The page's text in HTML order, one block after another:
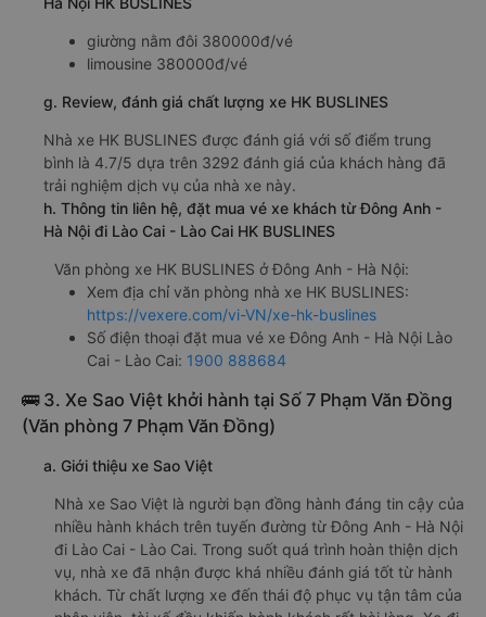
giường nằm đôi 380000đ/vé
limousine 380000đ/vé
g. Review, đánh giá chất lượng xe HK BUSLINES
Nhà xe HK BUSLINES được đánh giá với số điểm trung
bình là 4.7/5 dựa trên 3292 đánh giá của khách hàng đã
trải nghiệm dịch vụ của nhà xe này.
h. Thông tin liên hệ, đặt mua vé xe khách từ Đông Anh -
Hà Nội đi Lào Cai - Lào Cai HK BUSLINES
Văn phòng xe HK BUSLINES ở Đông Anh - Hà Nội:
Xem địa chỉ văn phòng nhà xe HK BUSLINES:
https://vexere.com/vi-VN/xe-hk-buslines
Số điện thoại đặt mua vé xe Đông Anh - Hà Nội Lào
Cai - Lào Cai: 1900 888684
🚌 3. Xe Sao Việt khởi hành tại Số 7 Phạm Văn Đồng
(Văn phòng 7 Phạm Văn Đồng)
a. Giới thiệu xe Sao Việt
Nhà xe Sao Việt là người bạn đồng hành đáng tin cậy của
nhiều hành khách trên tuyến đường từ Đông Anh - Hà Nội
đi Lào Cai - Lào Cai. Trong suốt quá trình hoàn thiện dịch
vụ, nhà xe đã nhận được khá nhiều đánh giá tốt từ hành
khách. Từ chất lượng xe đến thái độ phục vụ tận tâm của